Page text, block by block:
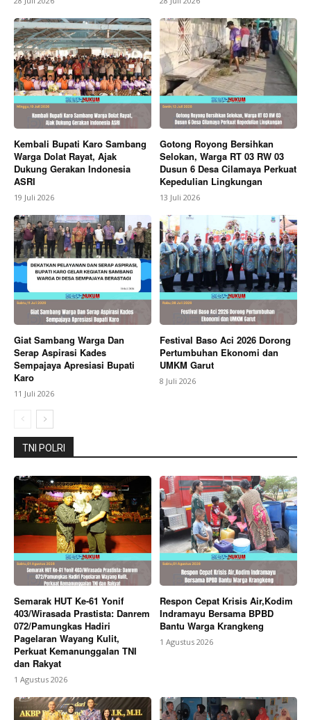
SUBSCRIBE NOW
Company
About
Contact us
My account
Bagikan Artikel
Kembali Bupati Karo Sambang
Warga Dolat Rayat, Ajak
Dukung Gerakan Indonesia
ASRI
19 Juli 2026
Gotong Royong Bersihkan
Selokan, Warga RT 03 RW 03
Dusun 6 Desa Cilamaya Perkuat
Kepedulian Lingkungan
13 Juli 2026
Giat Sambang Warga Dan
Serap Aspirasi Kades
Sempajaya Apresiasi Bupati
Karo
11 Juli 2026
Festival Baso Aci 2026 Dorong
Pertumbuhan Ekonomi dan
UMKM Garut
8 Juli 2026
TNI POLRI
Semarak HUT Ke-61 Yonif
403/Wirasada Prastista: Danrem
072/Pamungkas Hadiri
Pagelaran Wayang Kulit,
Perkuat Kemanunggalan TNI
dan Rakyat
1 Agustus 2026
Respon Cepat Krisis Air,Kodim
Indramayu Bersama BPBD
Bantu Warga Krangkeng
1 Agustus 2026